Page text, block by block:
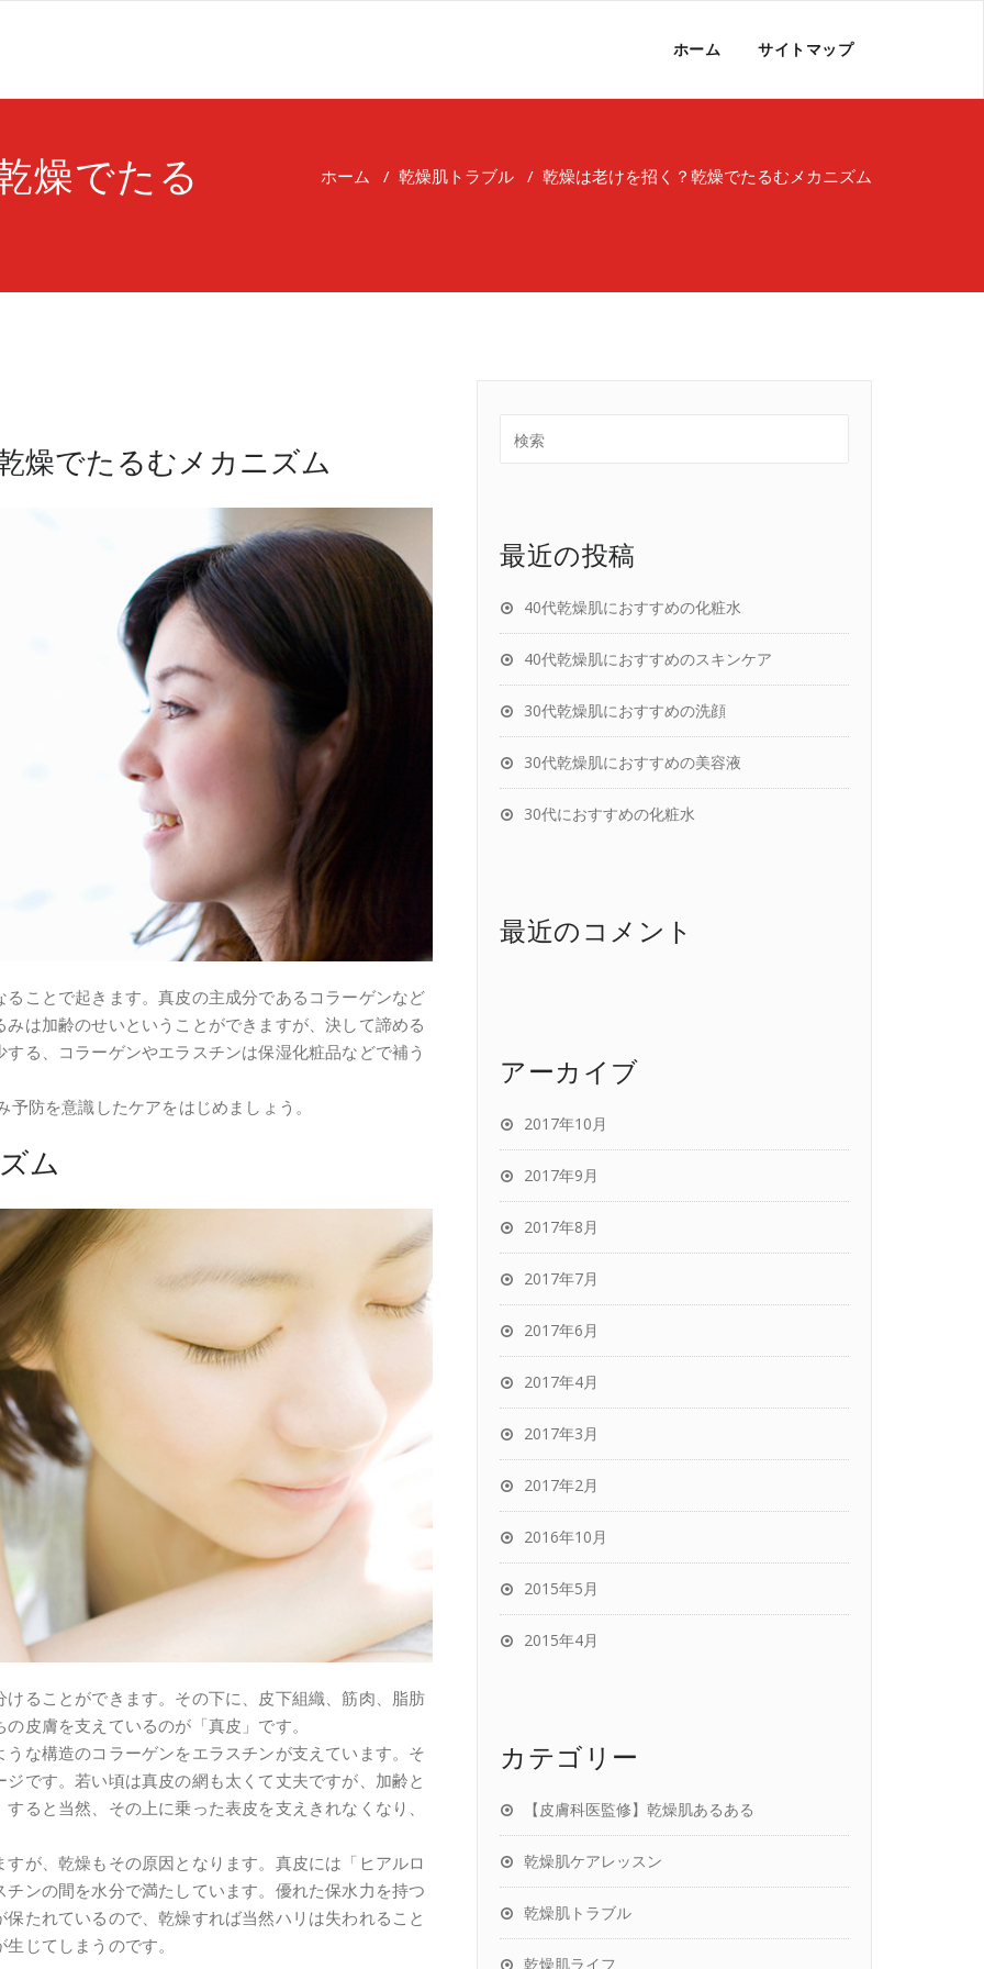
ホーム サイトマップ
燥でたる ホーム / 乾燥肌トラブル / 乾燥は老けを招く？乾燥でたるむメカニズム
燥でたるむメカニズム
ことで起きます。真皮の主成分であるコラーゲンなど
は加齢のせいということができますが、決して諦める
る、コラーゲンやエラスチンは保湿化粧品などで補う
防を意識したケアをはじめましょう。
ム
ることができます。その下に、皮下組織、筋肉、脂肪
皮膚を支えているのが「真皮」です。
な構造のコラーゲンをエラスチンが支えています。そ
です。若い頃は真皮の網も太くて丈夫ですが、加齢と
ると当然、その上に乗った表皮を支えきれなくなり、
が、乾燥もその原因となります。真皮には「ヒアルロ
ンの間を水分で満たしています。優れた保水力を持つ
たれているので、乾燥すれば当然ハリは失われること
じてしまうのです。
最近の投稿
40代乾燥肌におすすめの化粧水
40代乾燥肌におすすめのスキンケア
30代乾燥肌におすすめの洗顔
30代乾燥肌におすすめの美容液
30代におすすめの化粧水
最近のコメント
アーカイブ
2017年10月
2017年9月
2017年8月
2017年7月
2017年6月
2017年4月
2017年3月
2017年2月
2016年10月
2015年5月
2015年4月
カテゴリー
【皮膚科医監修】乾燥肌あるある
乾燥肌ケアレッスン
乾燥肌トラブル
乾燥肌ライフ